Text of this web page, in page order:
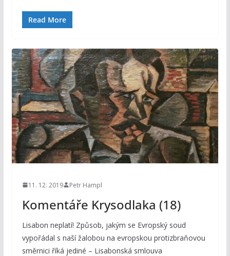
Read More
11. 12. 2019 Petr Hampl
Komentáře Krysodlaka (18)
Lisabon neplatí! Způsob, jakým se Evropský soud
vypořádal s naší žalobou na evropskou protizbraňovou
směrnici říká jediné – Lisabonská smlouva